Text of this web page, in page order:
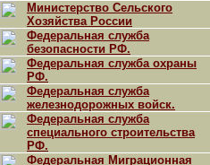
Министерство Сельского
Хозяйства России
Федеральная служба
безопасности РФ.
Федеральная служба охраны
РФ.
Федеральная служба
железнодорожных войск.
Федеральная служба
специального строительства
РФ.
Федеральная Миграционная